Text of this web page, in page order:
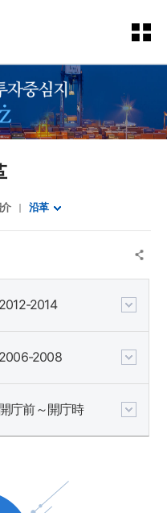
沿革
2012-2014
2006-2008
開庁前～開庁時